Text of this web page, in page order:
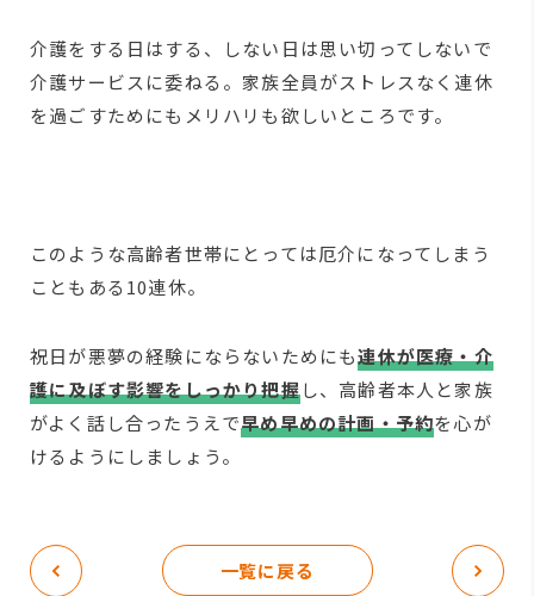
介護をする日はする、しない日は思い切ってしないで
介護サービスに委ねる。家族全員がストレスなく連休
を過ごすためにもメリハリも欲しいところです。
このような高齢者世帯にとっては厄介になってしまう
こともある10連休。
祝日が悪夢の経験にならないためにも連休が医療・介
護に及ぼす影響をしっかり把握し、高齢者本人と家族
がよく話し合ったうえで早め早めの計画・予約を心が
けるようにしましょう。
一覧に戻る